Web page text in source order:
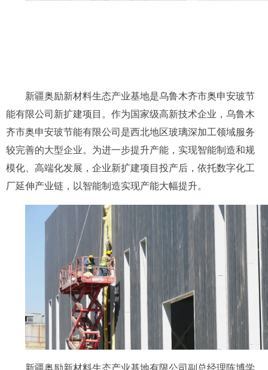
新疆奥励新材料生态产业基地是乌鲁木齐市奥申安玻节
能有限公司新扩建项目。作为国家级高新技术企业，乌鲁木
齐市奥申安玻节能有限公司是西北地区玻璃深加工领域服务
较完善的大型企业。为进一步提升产能，实现智能制造和规
模化、高端化发展，企业新扩建项目投产后，依托数字化工
厂延伸产业链，以智能制造实现产能大幅提升。
新疆奥励新材料生态产业基地有限公司副总经理陈博学